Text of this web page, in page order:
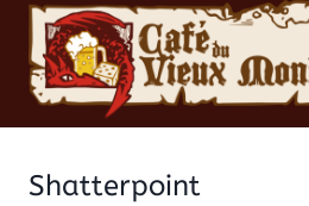
Aller
contenu
Shatterpoint